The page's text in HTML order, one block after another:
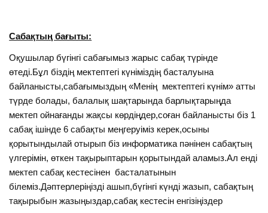
Сабақтың бағыты:
Оқушылар бүгінгі сабағымыз жарыс сабақ түрінде
өтеді.Бұл біздің мектептегі күніміздің басталуына
байланысты,сабағымыздың «Менің мектептегі күнім» атты
түрде болады, балалық шақтарында барлықтарыңда
мектеп ойнағанды жақсы көрдіңдер,соған байланысты біз 1
сабақ ішінде 6 сабақты меңгеруіміз керек,осыны
қорытындылай отырып біз информатика пәнінен сабақтың
үлгерімін, өткен тақырыптарын қорытындай аламыз.Ал енді
мектеп сабақ кестесінен басталатынын
білеміз.Дәптерлеріңізді ашып,бүгінгі күнді жазып, сабақтың
тақырыбын жазыңыздар,сабақ кестесін енгізіңіздер